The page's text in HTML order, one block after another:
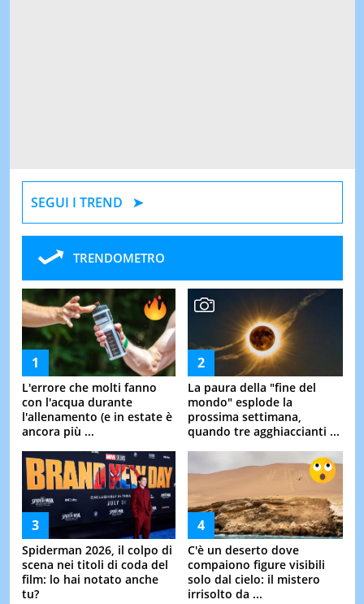
SEGUI I TREND
TRENDOMETRO
L'errore che molti fanno
con l'acqua durante
l'allenamento (e in estate è
ancora più ...
La paura della "fine del
mondo" esplode la
prossima settimana,
quando tre agghiaccianti ...
Spiderman 2026, il colpo di
scena nei titoli di coda del
film: lo hai notato anche
tu?
C'è un deserto dove
compaiono figure visibili
solo dal cielo: il mistero
irrisolto da ...